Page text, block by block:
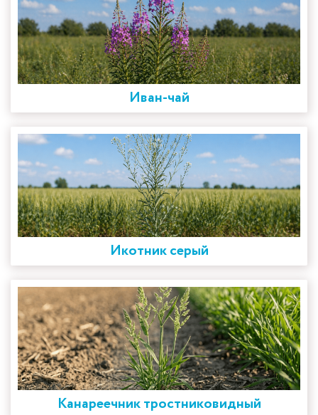
Иван-чай
Икотник серый
Канареечник тростниковидный